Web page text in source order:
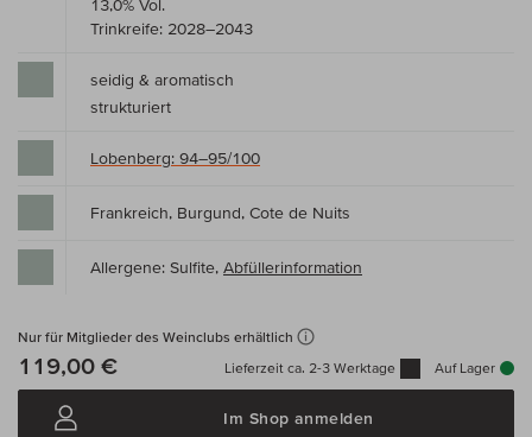
13,0% Vol.
Trinkreife: 2028–2043
seidig & aromatisch
strukturiert
Lobenberg: 94–95/100
Frankreich, Burgund, Cote de Nuits
Allergene: Sulfite, Abfüllerinformation
Nur für Mitglieder des Weinclubs erhältlich
119,00 € Lieferzeit ca. 2-3 Werktage Auf Lager
Im Shop anmelden